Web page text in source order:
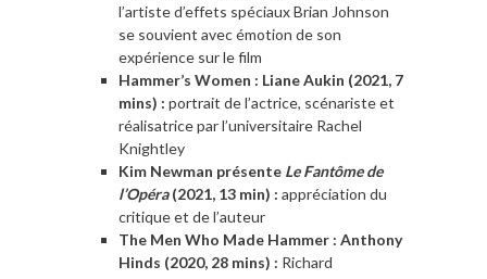
l’artiste d’effets spéciaux Brian Johnson
se souvient avec émotion de son
expérience sur le film
Hammer’s Women : Liane Aukin (2021, 7
mins) : portrait de l’actrice, scénariste et
réalisatrice par l’universitaire Rachel
Knightley
Kim Newman présente Le Fantôme de
l’Opéra(2021, 13 min) : appréciation du
critique et de l’auteur
The Men Who Made Hammer : Anthony
Hinds (2020, 28 mins) : Richard